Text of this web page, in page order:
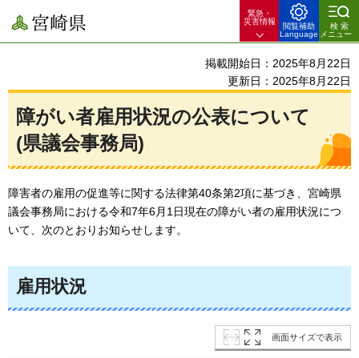
宮崎県
緊急・
災害情報
閲覧補助
Language
検索
メニュー
掲載開始日：2025年8月22日
更新日：2025年8月22日
障がい者雇用状況の公表について
(県議会事務局)
障害者の雇用の促進等に関する法律第40条第2項に基づき、宮崎県
議会事務局における令和7年6月1日現在の障がい者の雇用状況につ
いて、次のとおりお知らせします。
雇用状況
画面サイズで表示